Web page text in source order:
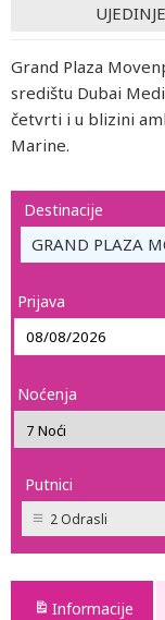
Grand Plaza
središtu Dubai
četvrti i u blizini
Marine.
Destinacije
GRAND PLAZA
Prijava
Noćenja
Putnici
2 Odrasli
Informacije